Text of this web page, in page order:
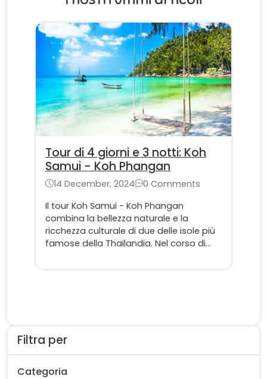
Filtra per
Categoria
Tour di 4 giorni e 3 notti: Koh
Samui - Koh Phangan
14 December, 2024
0 Comments
Il tour Koh Samui - Koh Phangan
combina la bellezza naturale e la
ricchezza culturale di due delle isole più
famose della Thailandia. Nel corso di